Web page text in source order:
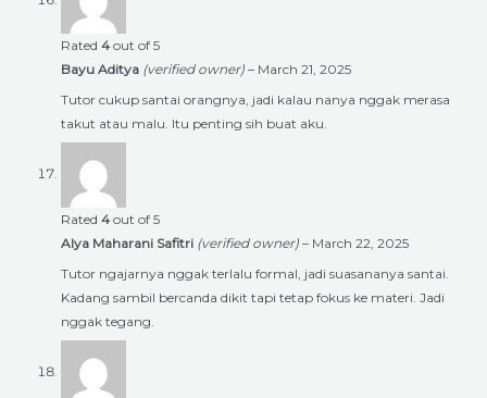
Rated 4 out of 5
Bayu Aditya (verified owner) – March 21, 2025
Tutor cukup santai orangnya, jadi kalau nanya nggak merasa
takut atau malu. Itu penting sih buat aku.
Rated 4 out of 5
Alya Maharani Safitri (verified owner) – March 22, 2025
Tutor ngajarnya nggak terlalu formal, jadi suasananya santai.
Kadang sambil bercanda dikit tapi tetap fokus ke materi. Jadi
nggak tegang.